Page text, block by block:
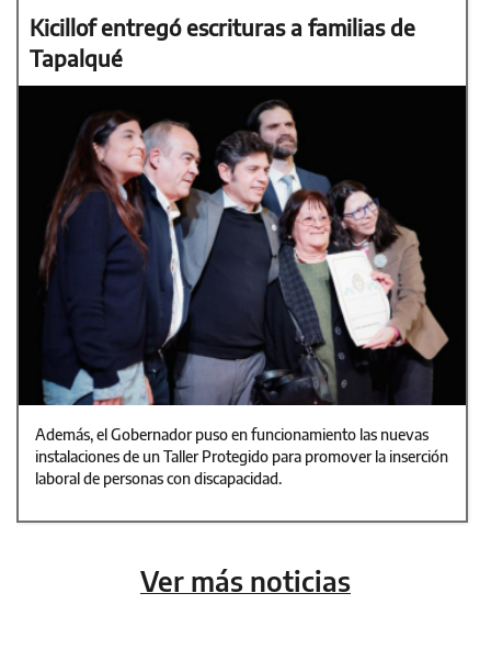
Kicillof entregó escrituras a familias de
Tapalqué
Además, el Gobernador puso en funcionamiento las nuevas
instalaciones de un Taller Protegido para promover la inserción
laboral de personas con discapacidad.
Ver más noticias